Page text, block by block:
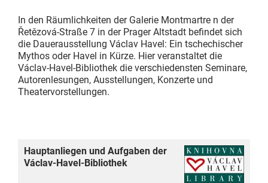
In den Räumlichkeiten der Galerie Montmartre n der
Řetězová-Straße 7 in der Prager Altstadt befindet sich
die Dauerausstellung Václav Havel: Ein tschechischer
Mythos oder Havel in Kürze. Hier veranstaltet die
Václav-Havel-Bibliothek die verschiedensten Seminare,
Autorenlesungen, Ausstellungen, Konzerte und
Theatervorstellungen.
Hauptanliegen und Aufgaben der
Václav-Havel-Bibliothek